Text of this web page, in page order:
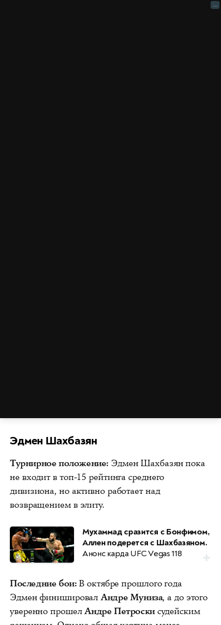
...
Эдмен Шахбазян
Турнирное положение: Эдмен Шахбазян пока
не входит в топ-15 рейтинга среднего
дивизиона, но активно работает над
возвращением в элиту.
Мухаммад сразится с Бонфимом,
Аллен подерется с Шахбазяном.
Анонс карда UFC Vegas 118
Последние бои: В октябре прошлого года
Эдмен финишировалАндре Муниза, а до этого
уверенно прошелАндре Петроскисудейским